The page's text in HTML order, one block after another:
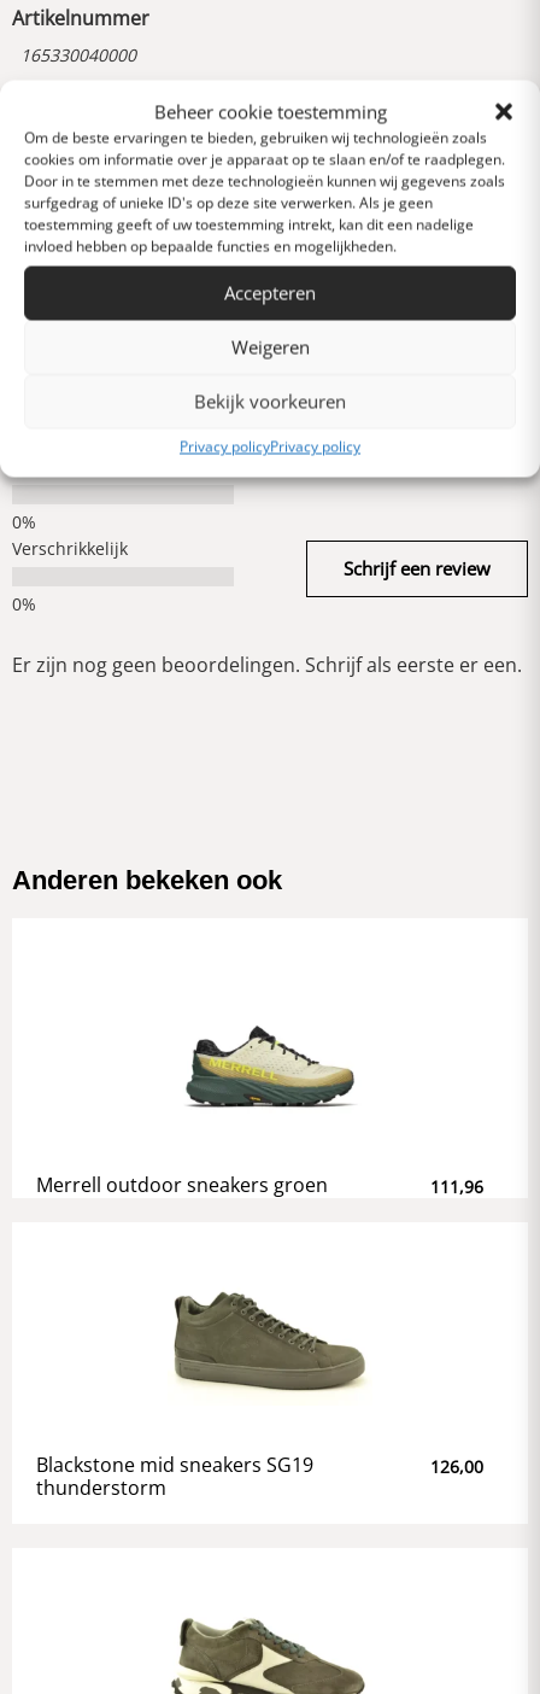
Beheer cookie toestemming
Om de beste ervaringen te bieden, gebruiken wij technologieën zoals
cookies om informatie over je apparaat op te slaan en/of te raadplegen.
Door in te stemmen met deze technologieën kunnen wij gegevens zoals
surfgedrag of unieke ID's op deze site verwerken. Als je geen
toestemming geeft of uw toestemming intrekt, kan dit een nadelige
invloed hebben op bepaalde functies en mogelijkheden.
Accepteren
Weigeren
Bekijk voorkeuren
Privacy policyPrivacy policy
Artikelnummer
165330040000
Reviews
0 van 5 sterren (op
basis van 0 reviews)
Uitstekend
Verschrikkelijk
Schrijf een review
Er zijn nog geen beoordelingen. Schrijf als eerste er een.
Anderen bekeken ook
Merrell outdoor sneakers groen 111,96
Blackstone mid sneakers SG19
thunderstorm
126,00